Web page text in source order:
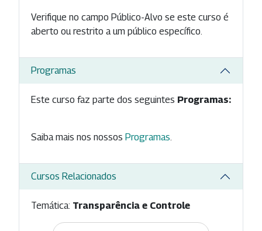
Verifique no campo Público-Alvo se este curso é
aberto ou restrito a um público específico.
Programas
Este curso faz parte dos seguintes Programas:
Saiba mais nos nossos Programas
Cursos Relacionados
Temática: Transparência e Controle